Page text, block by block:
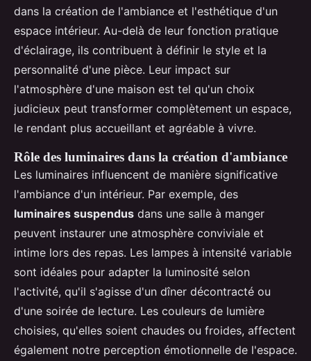
dans la création de l'ambiance et l'esthétique d'un
espace intérieur. Au-delà de leur fonction pratique
d'éclairage, ils contribuent à définir le style et la
personnalité d'une pièce. Leur impact sur
l'atmosphère d'une maison est tel qu'un choix
judicieux peut transformer complètement un espace,
le rendant plus accueillant et agréable à vivre.
Rôle des luminaires dans la création d'ambiance
Les luminaires influencent de manière significative
l'ambiance d'un intérieur. Par exemple, des
luminaires suspendus dans une salle à manger
peuvent instaurer une atmosphère conviviale et
intime lors des repas. Les lampes à intensité variable
sont idéales pour adapter la luminosité selon
l'activité, qu'il s'agisse d'un dîner décontracté ou
d'une soirée de lecture. Les couleurs de lumière
choisies, qu'elles soient chaudes ou froides, affectent
également notre perception émotionnelle de l'espace.